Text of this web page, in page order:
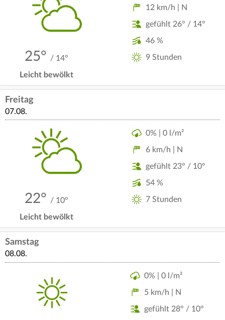
25° / 14°
Leicht bewölkt
12 km/h | N
gefühlt 26° / 14°
46 %
9 Stunden
Freitag
07.08.
22° / 10°
Leicht bewölkt
0% | 0 l/m²
6 km/h | N
gefühlt 23° / 10°
54 %
7 Stunden
Samstag
08.08.
0% | 0 l/m²
5 km/h | N
gefühlt 28° / 10°